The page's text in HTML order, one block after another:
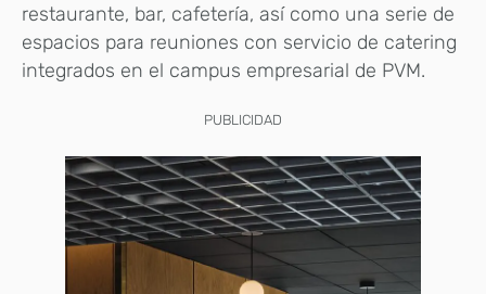
restaurante, bar, cafetería, así como una serie de
espacios para reuniones con servicio de catering
integrados en el campus empresarial de PVM.
PUBLICIDAD